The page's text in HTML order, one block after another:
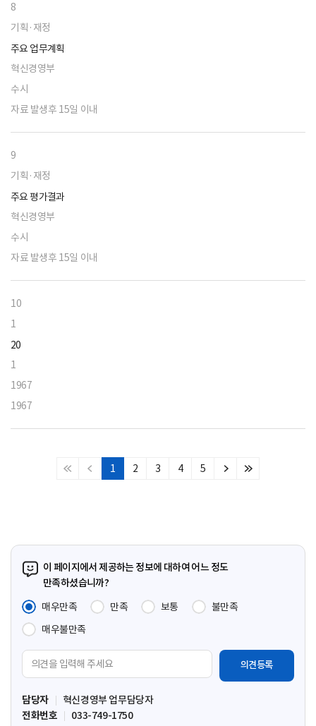
8
기획·재정
주요 업무계획
혁신경영부
수시
자료 발생후 15일 이내
9
기획·재정
주요 평가결과
혁신경영부
수시
자료 발생후 15일 이내
10
1
20
1
1967
1967
처
이
1 2 3 4 5
다
마
이 페이지에서 제공하는 정보에 대하여 어느 정도
만족하셨습니까?
매우만족
만족 보통
불만족
매우불만족
견
입
력
담당자
혁신경영부 업무담당자
전화번호
033-749-1750